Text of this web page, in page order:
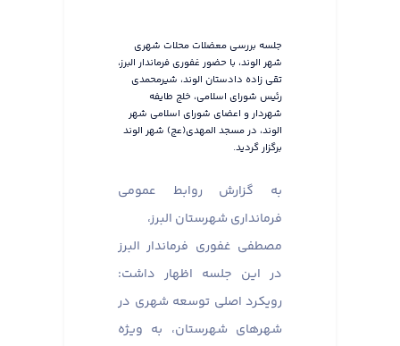
جلسه بررسی معضلات محلات شهری
شهر الوند، با حضور غفوری فرماندار البرز،
تقی زاده دادستان الوند، شیرمحمدی
رئیس شورای اسلامی، خلج طایفه
شهردار و اعضای شورای اسلامی شهر
الوند، در مسجد المهدی(عج) شهر الوند
برگزار گردید.
به گزارش روابط عمومی
فرمانداری شهرستان البرز،
مصطفی غفوری فرماندار البرز
در این جلسه اظهار داشت:
رویکرد اصلی توسعه شهری در
شهر‌های شهرستان، به ویژه